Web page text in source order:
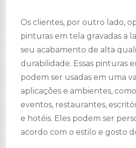
Os clientes, por outro lado,
pinturas em tela gravadas a
seu acabamento de alta
durabilidade. Essas pinturas
podem ser usadas em uma
aplicações e ambientes,
eventos, restaurantes,
e hotéis. Eles podem ser
acordo com o estilo e gosto